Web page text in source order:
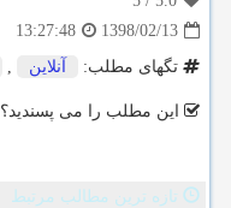
1398/02/13
13:27:48
تگهای مطلب:
آنلاین ,
این مطلب را می پسندید؟
تازه ترین مطالب مرتبط